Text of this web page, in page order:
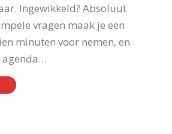
Ingewikkeld? Absoluut
vragen maak je een
minuten voor nemen, en
agenda…